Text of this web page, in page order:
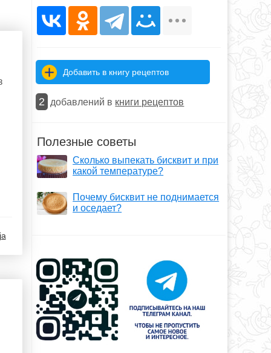
Добавить в книгу рецептов
2 добавлений в книги рецептов
Полезные советы
Сколько выпекать бисквит и при
какой температуре?
Почему бисквит не поднимается
и оседает?